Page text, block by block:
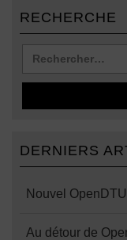
RECHERCHE
DERNIERS
Nouvel
Au détour de